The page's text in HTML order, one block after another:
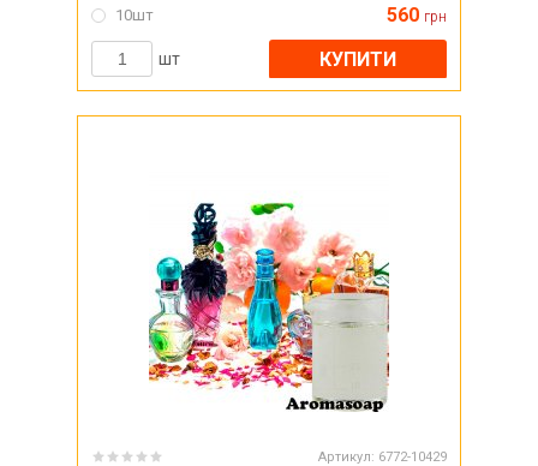
10шт 560 грн
шт КУПИТИ
Артикул: 6772-10429